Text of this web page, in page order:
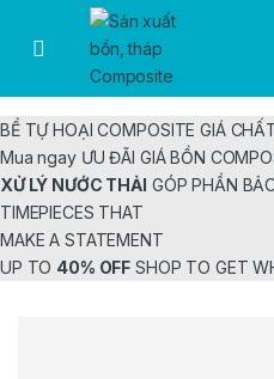
Skip to navigation
Skip to content
BỂ TỰ HOẠI COMPOSITE GIÁ
Mua ngay ƯU ĐÃI GIÁ BỒN
XỬ LÝ NƯỚC THẢI GÓP PHẦN
TIMEPIECES THAT
MAKE A STATEMENT
UP TO 40% OFF SHOP TO GET